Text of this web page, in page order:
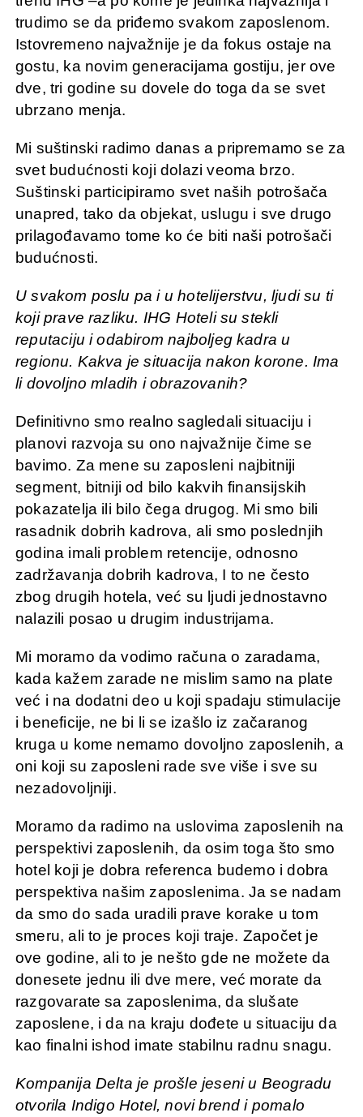
trudimo se da priđemo svakom zaposlenom.
Istovremeno najvažnije je da fokus ostaje na
gostu, ka novim generacijama gostiju, jer ove
dve, tri godine su dovele do toga da se svet
ubrzano menja.
Mi suštinski radimo danas a pripremamo se za
svet budućnosti koji dolazi veoma brzo.
Suštinski participiramo svet naših potrošača
unapred, tako da objekat, uslugu i sve drugo
prilagođavamo tome ko će biti naši potrošači
budućnosti.
U svakom poslu pa i u hotelijerstvu, ljudi su ti
koji prave razliku. IHG Hoteli su stekli
reputaciju i odabirom najboljeg kadra u
regionu. Kakva je situacija nakon korone. Ima
li dovoljno mladih i obrazovanih?
Definitivno smo realno sagledali situaciju i
planovi razvoja su ono najvažnije čime se
bavimo. Za mene su zaposleni najbitniji
segment, bitniji od bilo kakvih finansijskih
pokazatelja ili bilo čega drugog. Mi smo bili
rasadnik dobrih kadrova, ali smo poslednjih
godina imali problem retencije, odnosno
zadržavanja dobrih kadrova, I to ne često
zbog drugih hotela, već su ljudi jednostavno
nalazili posao u drugim industrijama.
Mi moramo da vodimo računa o zaradama,
kada kažem zarade ne mislim samo na plate
već i na dodatni deo u koji spadaju stimulacije
i beneficije, ne bi li se izašlo iz začaranog
kruga u kome nemamo dovoljno zaposlenih, a
oni koji su zaposleni rade sve više i sve su
nezadovoljniji.
Moramo da radimo na uslovima zaposlenih na
perspektivi zaposlenih, da osim toga što smo
hotel koji je dobra referenca budemo i dobra
perspektiva našim zaposlenima. Ja se nadam
da smo do sada uradili prave korake u tom
smeru, ali to je proces koji traje. Započet je
ove godine, ali to je nešto gde ne možete da
donesete jednu ili dve mere, već morate da
razgovarate sa zaposlenima, da slušate
zaposlene, i da na kraju dođete u situaciju da
kao finalni ishod imate stabilnu radnu snagu.
Kompanija Delta je prošle jeseni u Beogradu
otvorila Indigo Hotel, novi brend i pomalo